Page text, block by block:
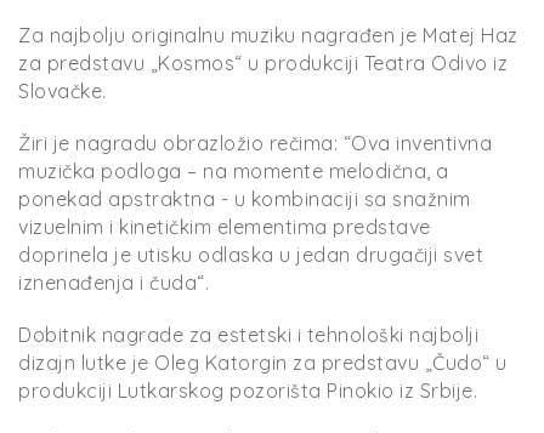
Za najbolju originalnu muziku nagrađen je Matej Haz
za predstavu „Kosmos“ u produkciji Teatra Odivo iz
Slovačke.
Žiri je nagradu obrazložio rečima: “Ova inventivna
muzička podloga – na momente melodična, a
ponekad apstraktna - u kombinaciji sa snažnim
vizuelnim i kinetičkim elementima predstave
doprinela je utisku odlaska u jedan drugačiji svet
iznenađenja i čuda“.
Dobitnik nagrade za estetski i tehnološki najbolji
dizajn lutke je Oleg Katorgin za predstavu „Čudo“ u
produkciji Lutkarskog pozorišta Pinokio iz Srbije.